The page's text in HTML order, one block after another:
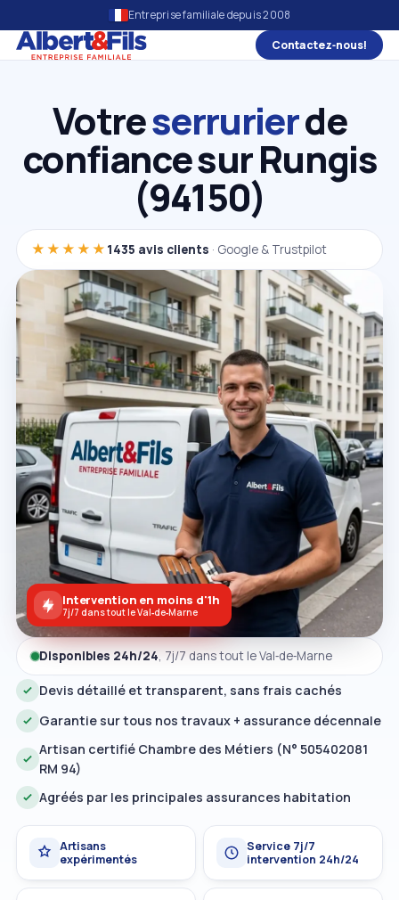
Entreprise familiale depuis 2008
Contactez‑nous!
Votreserrurierde
confiance sur Rungis
(94150)
Devis détaillé et transparent, sans frais cachés
Garantie sur tous nos travaux + assurance décennale
Artisan certifié Chambre des Métiers (N° 505402081
RM 94)
Agréés par les principales assurances habitation
Disponibles 24h/24, 7j/7 dans tout le Val‑de‑Marne
★★★★★ 1435 avis clients · Google & Trustpilot
Intervention en moins d'1h
7j/7 dans tout le Val‑de‑Marne
Artisans
expérimentés
Service 7j/7
intervention 24h/24